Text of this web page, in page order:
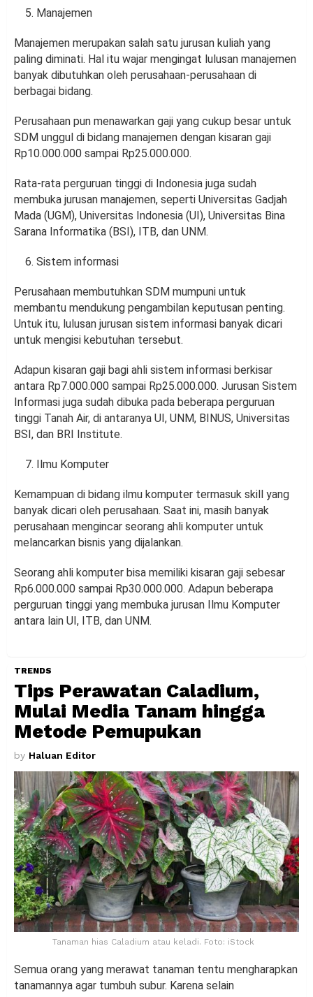
Manajemen
Manajemen merupakan salah satu jurusan kuliah yang
paling diminati. Hal itu wajar mengingat lulusan manajemen
banyak dibutuhkan oleh perusahaan-perusahaan di
berbagai bidang.
Perusahaan pun menawarkan gaji yang cukup besar untuk
SDM unggul di bidang manajemen dengan kisaran gaji
Rp10.000.000 sampai Rp25.000.000.
Rata-rata perguruan tinggi di Indonesia juga sudah
membuka jurusan manajemen, seperti Universitas Gadjah
Mada (UGM), Universitas Indonesia (UI), Universitas Bina
Sarana Informatika (BSI), ITB, dan UNM.
Sistem informasi
Perusahaan membutuhkan SDM mumpuni untuk
membantu mendukung pengambilan keputusan penting.
Untuk itu, lulusan jurusan sistem informasi banyak dicari
untuk mengisi kebutuhan tersebut.
Adapun kisaran gaji bagi ahli sistem informasi berkisar
antara Rp7.000.000 sampai Rp25.000.000. Jurusan Sistem
Informasi juga sudah dibuka pada beberapa perguruan
tinggi Tanah Air, di antaranya UI, UNM, BINUS, Universitas
BSI, dan BRI Institute.
Ilmu Komputer
Kemampuan di bidang ilmu komputer termasuk skill yang
banyak dicari oleh perusahaan. Saat ini, masih banyak
perusahaan mengincar seorang ahli komputer untuk
melancarkan bisnis yang dijalankan.
Seorang ahli komputer bisa memiliki kisaran gaji sebesar
Rp6.000.000 sampai Rp30.000.000. Adapun beberapa
perguruan tinggi yang membuka jurusan Ilmu Komputer
antara lain UI, ITB, dan UNM.
TRENDS
Tips Perawatan Caladium,
Mulai Media Tanam hingga
Metode Pemupukan
by Haluan Editor
Tanaman hias Caladium atau keladi. Foto: iStock
Semua orang yang merawat tanaman tentu mengharapkan
tanamannya agar tumbuh subur. Karena selain